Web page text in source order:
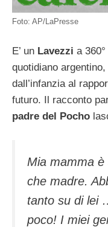
Foto: AP/LaPresse
E’ un Lavezzi a
quotidiano
dall’infanzia al
futuro. Il racconto
padre del Pocho
Mia mamma
che madre.
tanto su di lei
poco! I miei